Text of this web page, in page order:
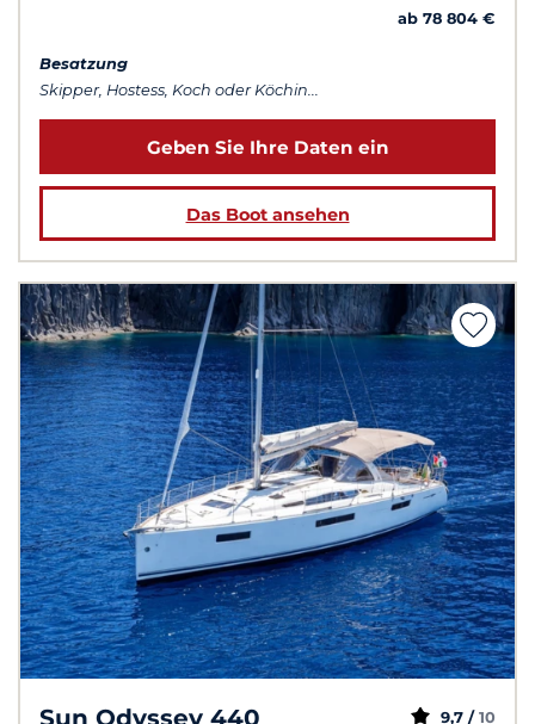
ab 78 804 €
Besatzung
Skipper, Hostess, Koch oder Köchin...
Geben Sie Ihre Daten ein
Das Boot ansehen
9,7 / 10